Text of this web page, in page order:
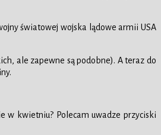
światowej wojska lądowe armii USA
ale zapewne są podobne). A teraz do
w kwietniu? Polecam uwadze przyciski